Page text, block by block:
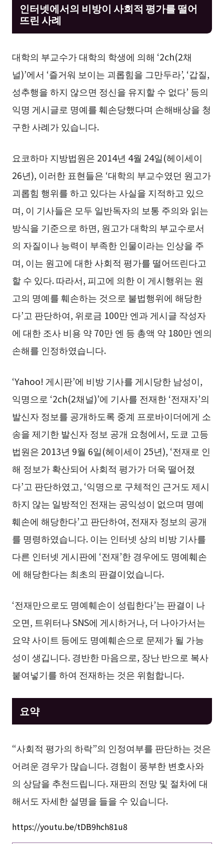
인터넷에서의 비방이 사회적 평가를 떨어
뜨린 사례
대학의 부교수가 대학의 학생에 의해 ‘2ch(2채
널)’에서 ‘즐거워 보이는 괴롭힘을 그만두라’, ‘갑질,
성추행을 하지 않으면 정신을 유지할 수 없다’ 등의
익명 게시글로 명예를 훼손당했다며 손해배상을 청
구한 사례가 있습니다.
요코하마 지방법원은 2014년 4월 24일(헤이세이
26년), 이러한 표현들은 ‘대학의 부교수였던 원고가
괴롭힘 행위를 하고 있다는 사실을 지적하고 있으
며, 이 기사들은 모두 일반독자의 보통 주의와 읽는
방식을 기준으로 하면, 원고가 대학의 부교수로서
의 자질이나 능력이 부족한 인물이라는 인상을 주
며, 이는 원고에 대한 사회적 평가를 떨어뜨린다고
할 수 있다. 따라서, 피고에 의한 이 게시행위는 원
고의 명예를 훼손하는 것으로 불법행위에 해당한
다’고 판단하여, 위로금 100만 엔과 게시글 작성자
에 대한 조사 비용 약 70만 엔 등 총액 약 180만 엔의
손해를 인정하였습니다.
‘Yahoo! 게시판’에 비방 기사를 게시당한 남성이,
익명으로 ‘2ch(2채널)’에 기사를 전재한 ‘전재자’의
발신자 정보를 공개하도록 중계 프로바이더에게 소
송을 제기한 발신자 정보 공개 요청에서, 도쿄 고등
법원은 2013년 9월 6일(헤이세이 25년), ‘전재로 인
해 정보가 확산되어 사회적 평가가 더욱 떨어졌
다’고 판단하였고, ‘익명으로 구체적인 근거도 제시
하지 않는 일방적인 전재는 공익성이 없으며 명예
훼손에 해당한다’고 판단하여, 전재자 정보의 공개
를 명령하였습니다. 이는 인터넷 상의 비방 기사를
다른 인터넷 게시판에 ‘전재’한 경우에도 명예훼손
에 해당한다는 최초의 판결이었습니다.
‘전재만으로도 명예훼손이 성립한다’는 판결이 나
오면, 트위터나 SNS에 게시하거나, 더 나아가서는
요약 사이트 등에도 명예훼손으로 문제가 될 가능
성이 생깁니다. 경반한 마음으로, 장난 반으로 복사
붙여넣기를 하여 전재하는 것은 위험합니다.
요약
“사회적 평가의 하락”의 인정여부를 판단하는 것은
어려운 경우가 많습니다. 경험이 풍부한 변호사와
의 상담을 추천드립니다. 재판의 전망 및 절차에 대
해서도 자세한 설명을 들을 수 있습니다.
https://youtu.be/tDB9hch81u8